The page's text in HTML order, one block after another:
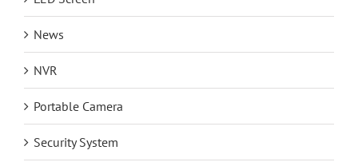
News
NVR
Portable Camera
Security System